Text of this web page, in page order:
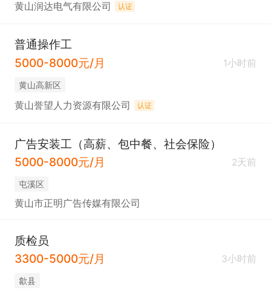
黄山润达电气有限公司 认证
普通操作工
5000-8000元/月
1小时前
黄山高新区
黄山誉望人力资源有限公司 认证
广告安装工（高薪、包中餐、社会保险）
5000-8000元/月
2天前
屯溪区
黄山市正明广告传媒有限公司
质检员
3300-5000元/月
3小时前
歙县